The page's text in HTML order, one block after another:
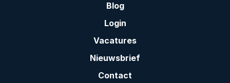
Blog
Login
Vacatures
Nieuwsbrief
Contact